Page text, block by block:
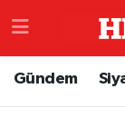
Gündem